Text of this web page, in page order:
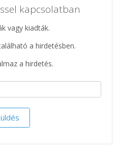
kapcsolatban
vagy kiadták.
a hirdetésben.
a hirdetés.